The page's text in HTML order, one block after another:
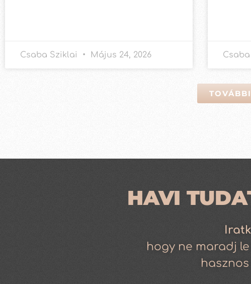
Csaba Sziklai Május 24, 2026
HAVI
hogy ne maradj